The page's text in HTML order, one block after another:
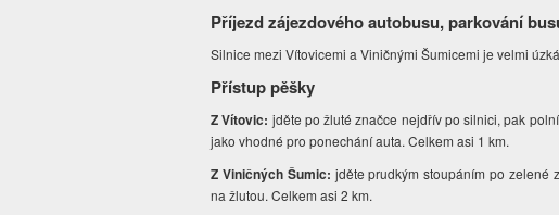
Příjezd zájezdového autobusu, parkování
Silnice mezi Vítovicemi a Viničnými Šumicemi je velmi
Přístup pěšky
Z Vítovic: jděte po žluté značce nejdřív po silnici, pak
jako vhodné pro ponechání auta. Celkem asi 1 km.
Z Viničných Šumic: jděte prudkým stoupáním po zelené
na žlutou. Celkem asi 2 km.